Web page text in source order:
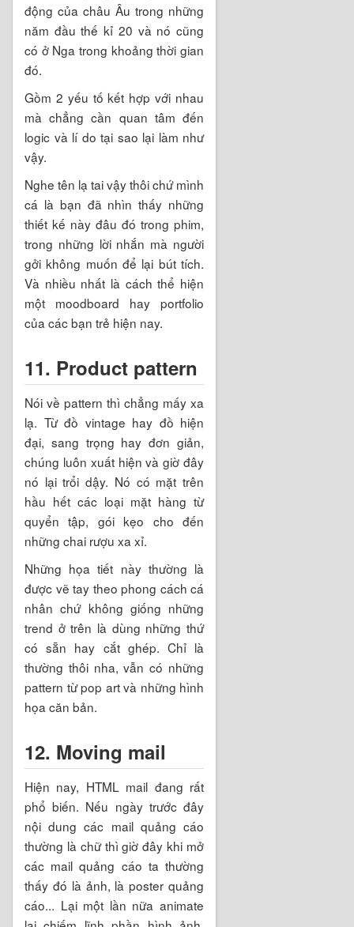
động của châu Âu trong những
năm đầu thế kỉ 20 và nó cũng
có ở Nga trong khoảng thời gian
đó.
Gồm 2 yếu tố kết hợp với nhau
mà chẳng cần quan tâm đến
logic và lí do tại sao lại làm như
vậy.
Nghe tên lạ tai vậy thôi chứ mình
cá là bạn đã nhìn thấy những
thiết kế này đâu đó trong phim,
trong những lời nhắn mà người
gởi không muốn để lại bút tích.
Và nhiều nhất là cách thể hiện
một moodboard hay portfolio
của các bạn trẻ hiện nay.
11. Product pattern
Nói về pattern thì chẳng mấy xa
lạ. Từ đồ vintage hay đồ hiện
đại, sang trọng hay đơn giản,
chúng luôn xuất hiện và giờ đây
nó lại trổi dậy. Nó có mặt trên
hầu hết các loại mặt hàng từ
quyển tập, gói kẹo cho đến
những chai rượu xa xỉ.
Những họa tiết này thường là
được vẽ tay theo phong cách cá
nhân chứ không giống những
trend ở trên là dùng những thứ
có sẵn hay cắt ghép. Chỉ là
thường thôi nha, vẫn có những
pattern từ pop art và những hình
họa căn bản.
12. Moving mail
Hiện nay, HTML mail đang rất
phổ biến. Nếu ngày trước đây
nội dung các mail quảng cáo
thường là chữ thì giờ đây khi mở
các mail quảng cáo ta thường
thấy đó là ảnh, là poster quảng
cáo... Lại một lần nữa animate